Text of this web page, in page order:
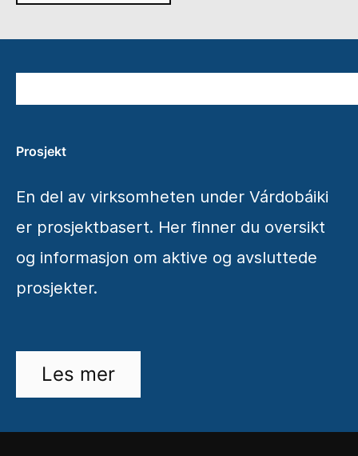
Prosjekt
En del av virksomheten under Várdobáiki
er prosjektbasert. Her finner du oversikt
og informasjon om aktive og avsluttede
prosjekter.
Les mer